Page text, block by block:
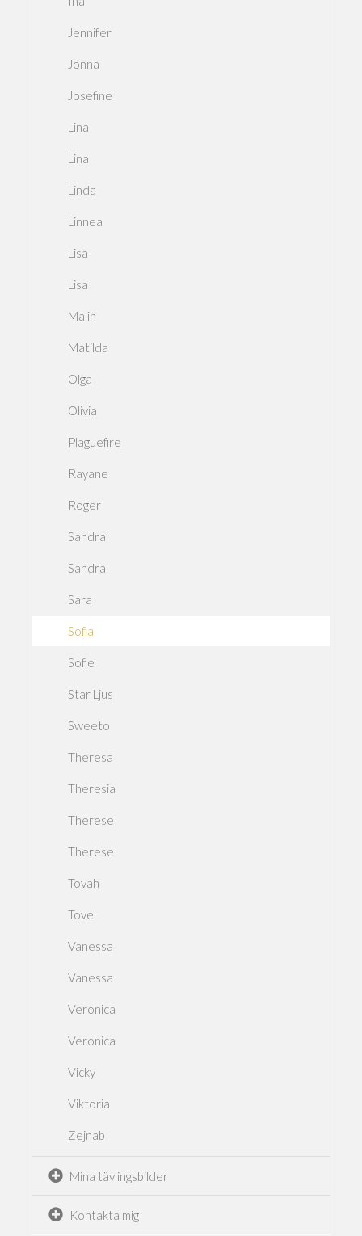
Jennifer
Jonna
Josefine
Lina
Lina
Linda
Linnea
Lisa
Lisa
Malin
Matilda
Olga
Olivia
Plaguefire
Rayane
Roger
Sandra
Sandra
Sara
Sofia
Sofie
Star Ljus
Sweeto
Theresa
Theresia
Therese
Therese
Tovah
Tove
Vanessa
Vanessa
Veronica
Veronica
Vicky
Viktoria
Zejnab
Mina tävlingsbilder
Kontakta mig